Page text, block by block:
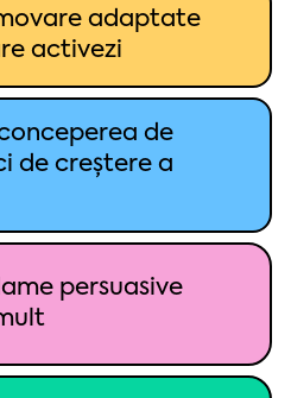
adaptate
activezi
de
de creștere a
persuasive